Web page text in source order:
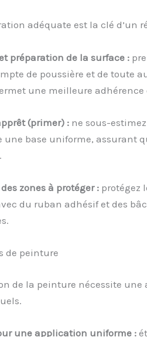
adéquate est la clé d’un
préparation de la surface :
de poussière et de toute
une meilleure
(primer) :ne sous-estimez
une base uniforme, assurant
zones à protéger :protégez
du ruban adhésif et des
de peinture
de la peinture nécessite
une application uniforme :